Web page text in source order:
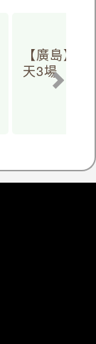
【廣島】
天3場